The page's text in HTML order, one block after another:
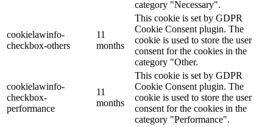
category "Necessary".
cookielawinfo-
checkbox-others
11
months
This cookie is set by GDPR
Cookie Consent plugin. The
cookie is used to store the user
consent for the cookies in the
category "Other.
cookielawinfo-
checkbox-
performance
11
months
This cookie is set by GDPR
Cookie Consent plugin. The
cookie is used to store the user
consent for the cookies in the
category "Performance".